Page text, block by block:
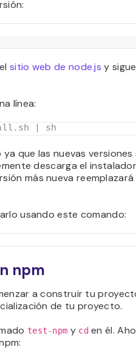
sitio web de node.js y
línea:
| sh
que las nuevas versiones
descarga el
más nueva reemplazará
usando este comando:
npm
a construir tu
de tu proyecto.
test-npm y cden él.